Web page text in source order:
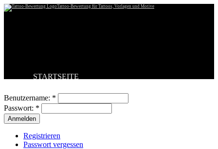
Tattoo-Bewertung für Tattoos, Vorlagen und Motive
STARTSEITE
BESTE TATTOOS
NEUESTE TATTOOS
KOMMENTARE
FORUM
Benutzername: *
Passwort: *
Registrieren
Passwort vergessen